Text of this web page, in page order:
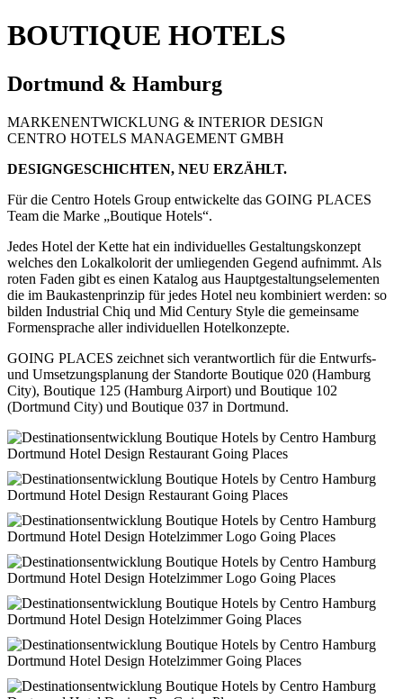
BOUTIQUE HOTELS
Dortmund & Hamburg
MARKENENTWICKLUNG & INTERIOR DESIGN
CENTRO HOTELS MANAGEMENT GMBH
DESIGNGESCHICHTEN, NEU ERZÄHLT.
Für die Centro Hotels Group entwickelte das GOING PLACES
Team die Marke „Boutique Hotels“.
Jedes Hotel der Kette hat ein individuelles Gestaltungskonzept
welches den Lokalkolorit der umliegenden Gegend aufnimmt. Als
roten Faden gibt es einen Katalog aus Hauptgestaltungselementen
die im Baukastenprinzip für jedes Hotel neu kombiniert werden: so
bilden Industrial Chiq und Mid Century Style die gemeinsame
Formensprache aller individuellen Hotelkonzepte.
GOING PLACES zeichnet sich verantwortlich für die Entwurfs-
und Umsetzungsplanung der Standorte Boutique 020 (Hamburg
City), Boutique 125 (Hamburg Airport) und Boutique 102
(Dortmund City) und Boutique 037 in Dortmund.